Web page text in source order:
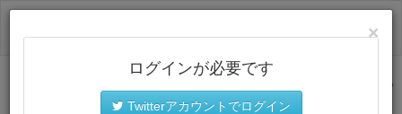
サイトトップに戻る
×
ログインが必要です
Twitterアカウントでログイン